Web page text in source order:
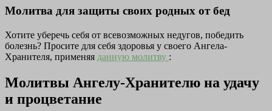
Молитва для защиты своих родных от бед
Хотите уберечь себя от всевозможных недугов, победить
болезнь? Просите для себя здоровья у своего Ангела-
Хранителя, применяя данную молитву :
Молитвы Ангелу-Хранителю на удачу
и процветание